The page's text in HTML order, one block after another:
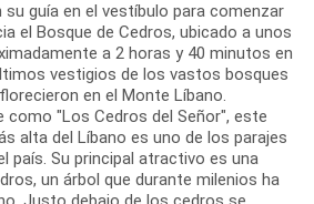
su guía en el vestíbulo para comenzar
el Bosque de Cedros, ubicado a unos
a 2 horas y 40 minutos en
vestigios de los vastos bosques
en el Monte Líbano.
como "Los Cedros del Señor", este
alta del Líbano es uno de los parajes
país. Su principal atractivo es una
un árbol que durante milenios ha